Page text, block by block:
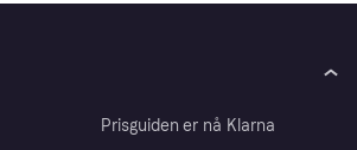
Prisguiden er nå Klarna